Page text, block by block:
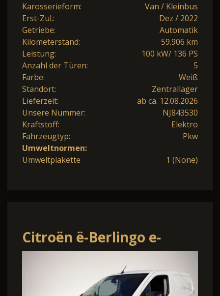
Karosserieform:
Van / Kleinbus
Erst-Zul.:
Dez / 2022
Getriebe:
Automatik
Kilometerstand:
59.906 km
Leistung:
100 kW/ 136 PS
Anzahl der Türen:
5
Farbe:
Weiß
Standort:
Zentrallager
Lieferzeit:
ab ca. 12.08.2026
Unsere Nummer:
NJ843530
Kraftstoff:
Elektro
Fahrzeugtyp:
Pkw
Umweltnormen:
Umweltplakette
1 (None)
Citroën ë-Berlingo e-
Berlingo Kasten Driver L1
11kw Shz Navi PDC